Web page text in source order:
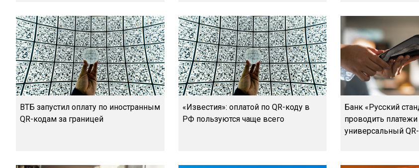
ВТБ запустил оплату по иностранным
QR-кодам за границей
«Известия»: оплатой по QR-коду в
РФ пользуются чаще всего
Банк «Русский
проводить платежи
универсальный